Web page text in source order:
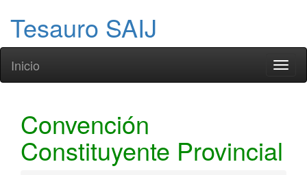
Tesauro SAIJ
Inicio
Convención
Constituyente Provincial